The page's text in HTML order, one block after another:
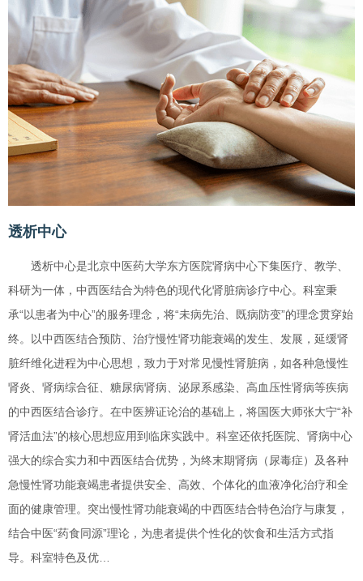
透析中心
透析中心是北京中医药大学东方医院肾病中心下集医疗、教学、
科研为一体，中西医结合为特色的现代化肾脏病诊疗中心。科室秉
承“以患者为中心”的服务理念，将“未病先治、既病防变”的理念贯穿始
终。以中西医结合预防、治疗慢性肾功能衰竭的发生、发展，延缓肾
脏纤维化进程为中心思想，致力于对常见慢性肾脏病，如各种急慢性
肾炎、肾病综合征、糖尿病肾病、泌尿系感染、高血压性肾病等疾病
的中西医结合诊疗。在中医辨证论治的基础上，将国医大师张大宁“补
肾活血法”的核心思想应用到临床实践中。科室还依托医院、肾病中心
强大的综合实力和中西医结合优势，为终末期肾病（尿毒症）及各种
急慢性肾功能衰竭患者提供安全、高效、个体化的血液净化治疗和全
面的健康管理。突出慢性肾功能衰竭的中西医结合特色治疗与康复，
结合中医“药食同源”理论，为患者提供个性化的饮食和生活方式指
导。科室特色及优…